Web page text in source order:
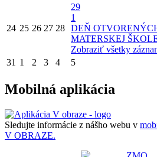
24 25 26 27 28
29
1
DEŇ
MATERSKEJ
Zobraziť všetky
31 1 2 3 4 5
Mobilná aplikácia
Sledujte informácie z nášho webu v
V OBRAZE.